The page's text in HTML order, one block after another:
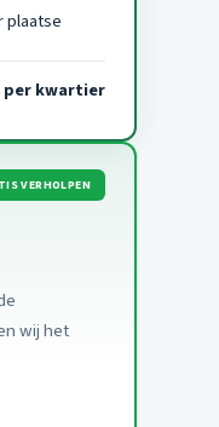
plaatse
per kwartier
VERHOLPEN
wij het